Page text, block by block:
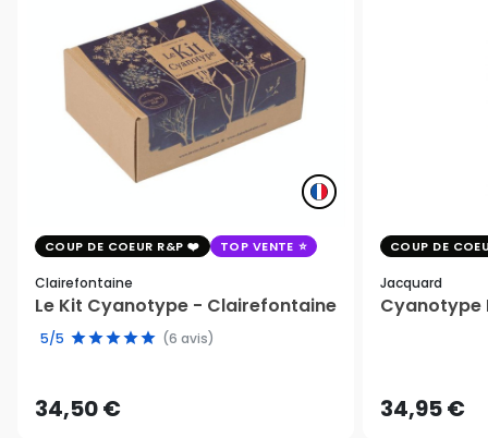
COUP DE COEUR R&P TOP VENTE
Clairefontaine
Le Kit Cyanotype - Clairefontaine
5/5 (6 avis)
34,50 €
COUP DE
Jacquard
Cyanotype
34,95 €